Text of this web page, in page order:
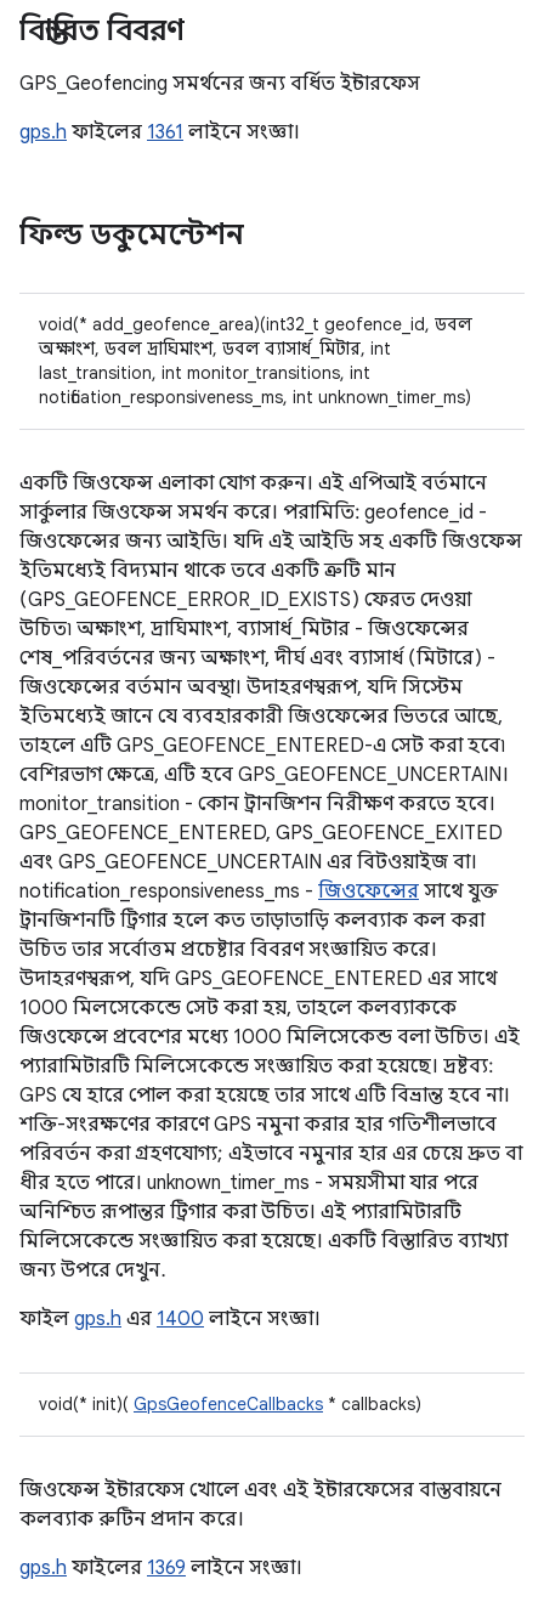
বিস্তারিত বিবরণ
GPS_Geofencing সমর্থনের জন্য বর্ধিত ইন্টারফেস
gps.h ফাইলের 1361 লাইনে সংজ্ঞা।
ফিল্ড ডকুমেন্টেশন
void(* add_geofence_area)(int32_t geofence_id, ডবল
অক্ষাংশ, ডবল দ্রাঘিমাংশ, ডবল ব্যাসার্ধ_মিটার, int
last_transition, int monitor_transitions, int
notification_responsiveness_ms, int unknown_timer_ms)
একটি জিওফেন্স এলাকা যোগ করুন। এই এপিআই বর্তমানে
সার্কুলার জিওফেন্স সমর্থন করে। পরামিতি: geofence_id -
জিওফেন্সের জন্য আইডি। যদি এই আইডি সহ একটি জিওফেন্স
ইতিমধ্যেই বিদ্যমান থাকে তবে একটি ত্রুটি মান
(GPS_GEOFENCE_ERROR_ID_EXISTS) ফেরত দেওয়া
উচিত৷ অক্ষাংশ, দ্রাঘিমাংশ, ব্যাসার্ধ_মিটার - জিওফেন্সের
শেষ_পরিবর্তনের জন্য অক্ষাংশ, দীর্ঘ এবং ব্যাসার্ধ (মিটারে) -
জিওফেন্সের বর্তমান অবস্থা। উদাহরণস্বরূপ, যদি সিস্টেম
ইতিমধ্যেই জানে যে ব্যবহারকারী জিওফেন্সের ভিতরে আছে,
তাহলে এটি GPS_GEOFENCE_ENTERED-এ সেট করা হবে৷
বেশিরভাগ ক্ষেত্রে, এটি হবে GPS_GEOFENCE_UNCERTAIN।
monitor_transition - কোন ট্রানজিশন নিরীক্ষণ করতে হবে।
GPS_GEOFENCE_ENTERED, GPS_GEOFENCE_EXITED
এবং GPS_GEOFENCE_UNCERTAIN এর বিটওয়াইজ বা।
notification_responsiveness_ms - জিওফেন্সের সাথে যুক্ত
ট্রানজিশনটি ট্রিগার হলে কত তাড়াতাড়ি কলব্যাক কল করা
উচিত তার সর্বোত্তম প্রচেষ্টার বিবরণ সংজ্ঞায়িত করে।
উদাহরণস্বরূপ, যদি GPS_GEOFENCE_ENTERED এর সাথে
1000 মিলসেকেন্ডে সেট করা হয়, তাহলে কলব্যাককে
জিওফেন্সে প্রবেশের মধ্যে 1000 মিলিসেকেন্ড বলা উচিত। এই
প্যারামিটারটি মিলিসেকেন্ডে সংজ্ঞায়িত করা হয়েছে। দ্রষ্টব্য:
GPS যে হারে পোল করা হয়েছে তার সাথে এটি বিভ্রান্ত হবে না।
শক্তি-সংরক্ষণের কারণে GPS নমুনা করার হার গতিশীলভাবে
পরিবর্তন করা গ্রহণযোগ্য; এইভাবে নমুনার হার এর চেয়ে দ্রুত বা
ধীর হতে পারে। unknown_timer_ms - সময়সীমা যার পরে
অনিশ্চিত রূপান্তর ট্রিগার করা উচিত। এই প্যারামিটারটি
মিলিসেকেন্ডে সংজ্ঞায়িত করা হয়েছে। একটি বিস্তারিত ব্যাখ্যা
জন্য উপরে দেখুন.
ফাইল gps.h এর 1400 লাইনে সংজ্ঞা।
void(* init)( GpsGeofenceCallbacks * callbacks)
জিওফেন্স ইন্টারফেস খোলে এবং এই ইন্টারফেসের বাস্তবায়নে
কলব্যাক রুটিন প্রদান করে।
gps.h ফাইলের 1369 লাইনে সংজ্ঞা।